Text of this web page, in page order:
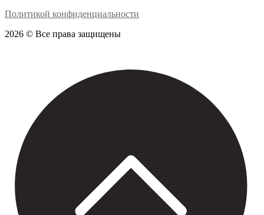
Политикой конфиденциальности
2026 © Все права защищены